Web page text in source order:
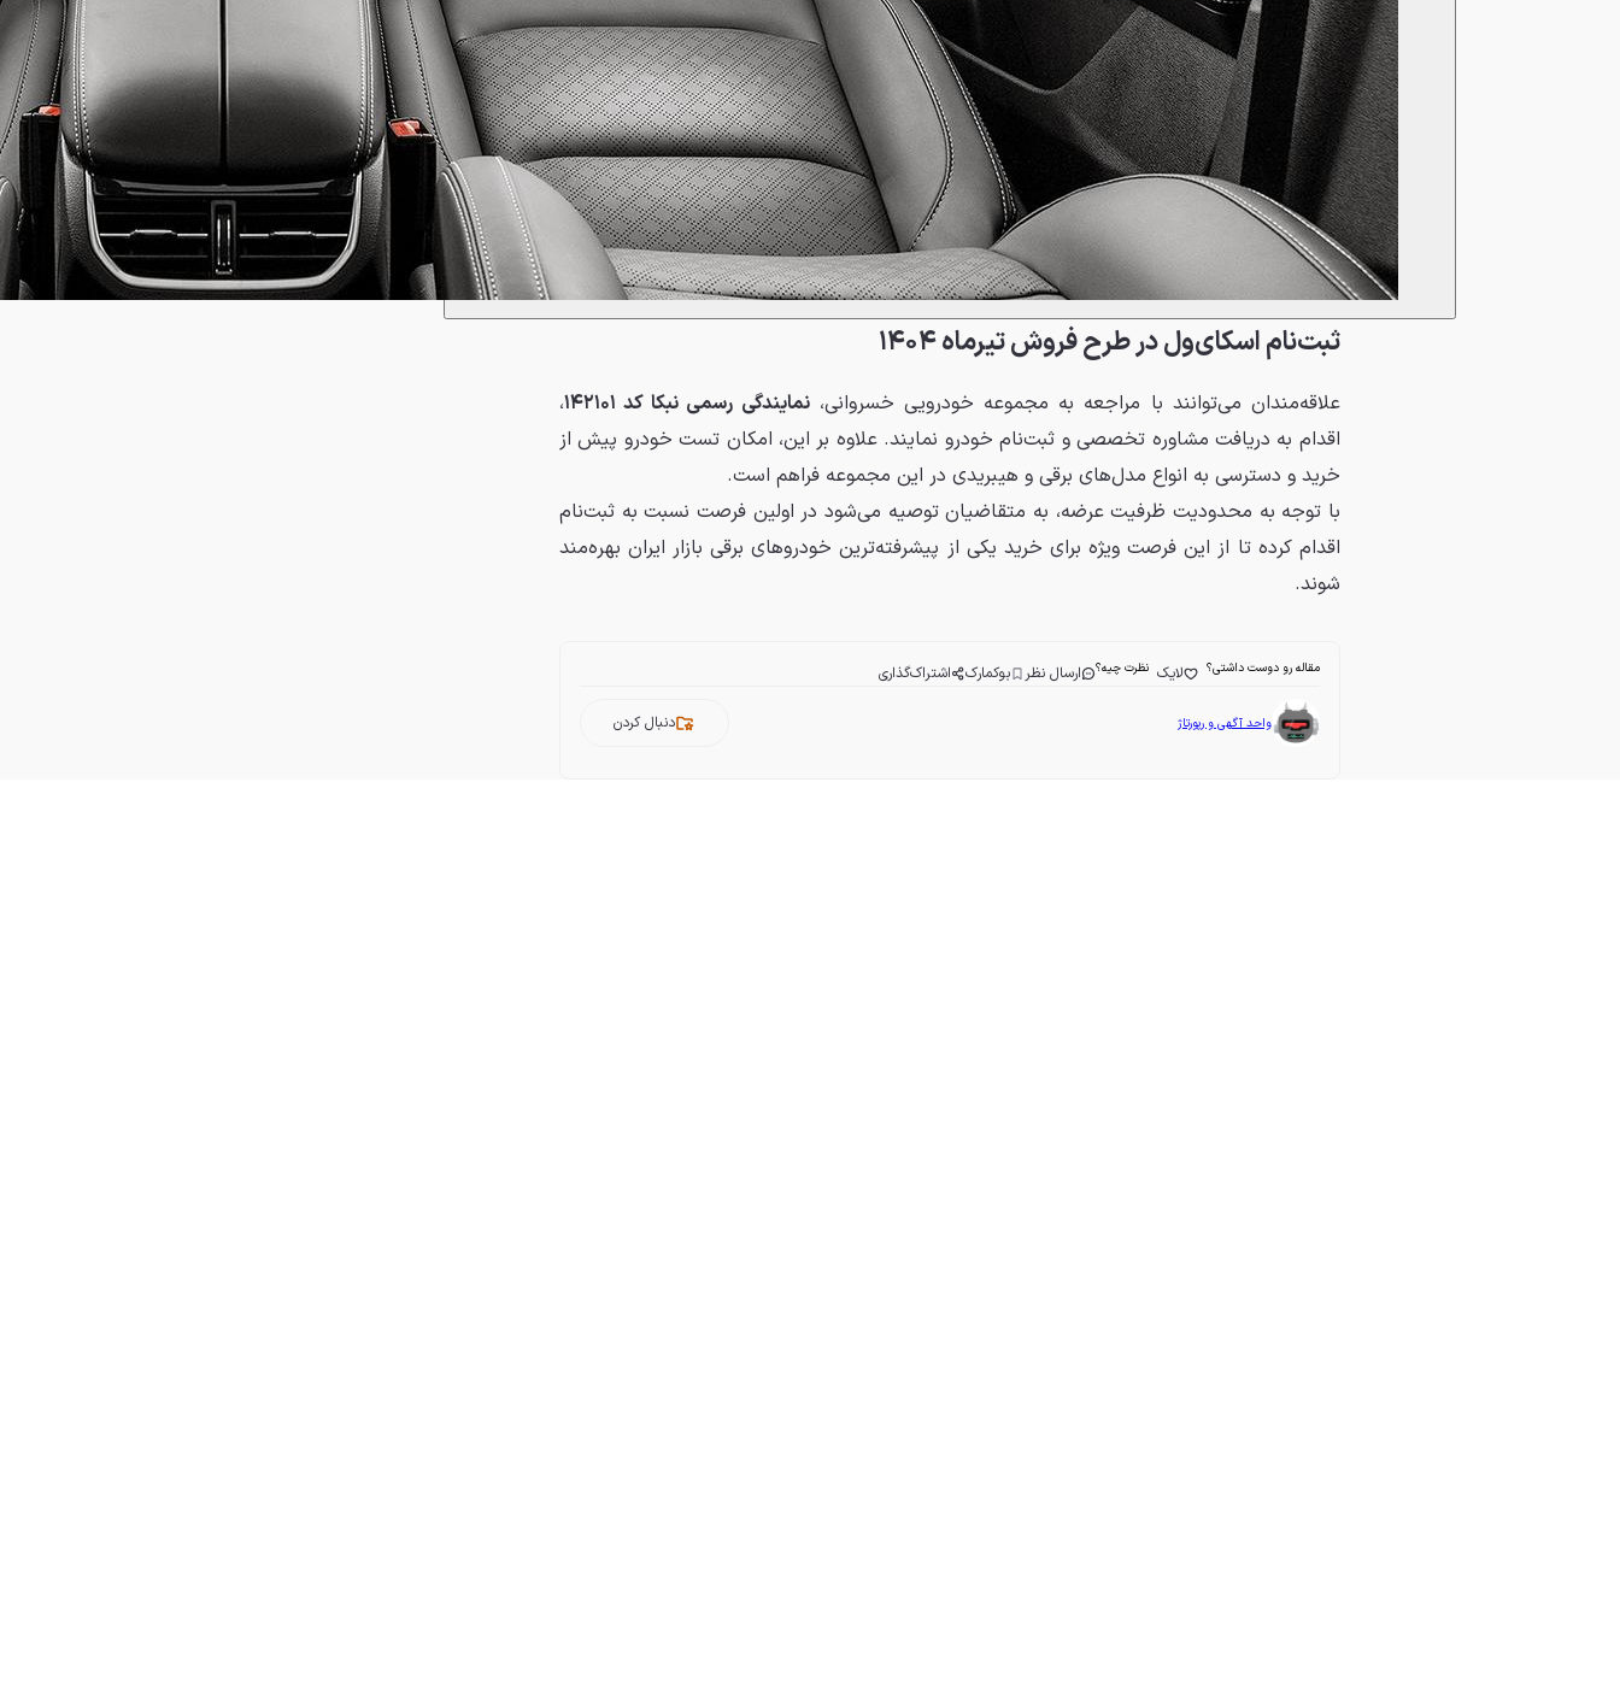
ثبت‌نام اسکای‌ول در طرح فروش تیرماه ۱۴۰۴
علاقه‌مندان می‌توانند با مراجعه به مجموعه خودرویی خسروانی،نمایندگی رسمی نبکا کد ۱۴۲۱۰۱
،
اقدام به دریافت مشاوره تخصصی و ثبت‌نام خودرو نمایند. علاوه بر این، امکان تست خودرو پیش از
خرید و دسترسی به انواع مدل‌های برقی و هیبریدی در این مجموعه فراهم است.
با توجه به محدودیت ظرفیت عرضه، به متقاضیان توصیه می‌شود در اولین فرصت نسبت به ثبت‌نام
اقدام کرده تا از این فرصت ویژه برای خرید یکی از پیشرفته‌ترین خودروهای برقی بازار ایران بهره‌مند
شوند.
مقاله رو دوست داشتی؟ لایک نظرت چیه؟ ارسال نظر بوکمارک اشتراک‌گذاری
واحد آگهی و رپورتاژ دنبال کردن